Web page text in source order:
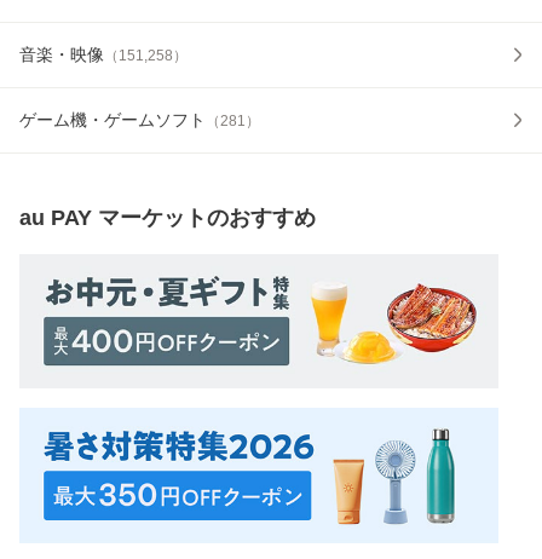
音楽・映像 （ 151,258 ）
ゲーム機・ゲームソフト （281 ）
au PAY マーケットのおすすめ